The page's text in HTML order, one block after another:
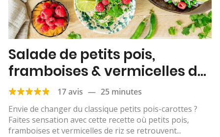
Salade de petits pois,
framboises & vermicelles de
riz
17 avis — 25 minutes
Envie de changer du classique petits pois-carottes ?
Faites sensation avec cette recette où petits pois,
framboises et vermicelles de riz se retrouvent...